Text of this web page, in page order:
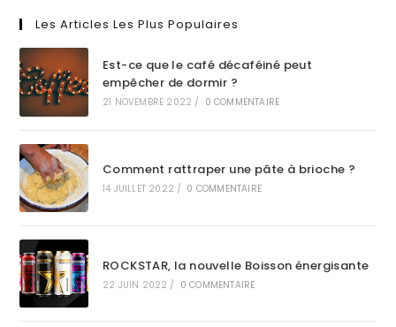
Les Articles Les Plus Populaires
Est-ce que le café décaféiné peut
empêcher de dormir ?
21 NOVEMBRE 2022 / 0 COMMENTAIRE
Comment rattraper une pâte à brioche ?
14 JUILLET 2022 / 0 COMMENTAIRE
ROCKSTAR, la nouvelle Boisson énergisante
22 JUIN 2022 / 0 COMMENTAIRE